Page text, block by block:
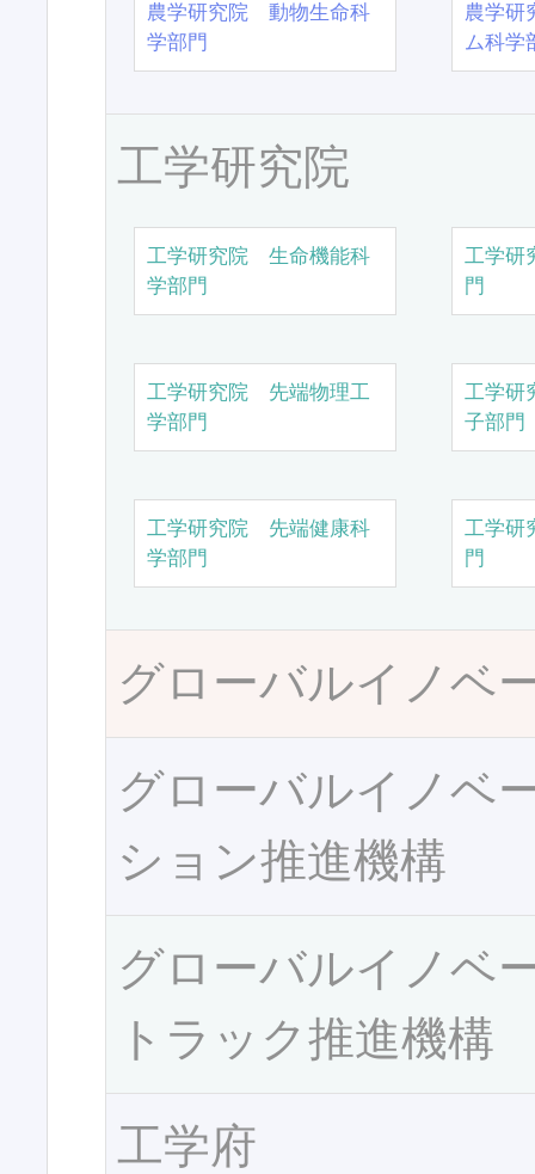
農学研究院 動物生命科
学部門
農学
ム科学
工学研究院
工学研究院 生命機能科
学部門
工学研
門
工学研究院 先端物理工
学部門
工学研
子部門
工学研究院 先端健康科
学部門
工学研
門
グローバルイノベ
グローバルイノベ
ション推進機構
グローバルイノベ
トラック推進機構
工学府